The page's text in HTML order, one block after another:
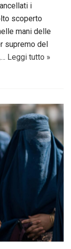
i
scoperto
mani delle
supremo del
Leggi tutto »